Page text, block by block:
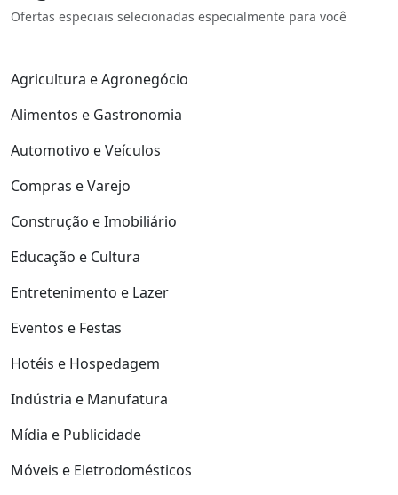
Ofertas especiais selecionadas especialmente para você
Agricultura e Agronegócio
Alimentos e Gastronomia
Automotivo e Veículos
Compras e Varejo
Construção e Imobiliário
Educação e Cultura
Entretenimento e Lazer
Eventos e Festas
Hotéis e Hospedagem
Indústria e Manufatura
Mídia e Publicidade
Móveis e Eletrodomésticos